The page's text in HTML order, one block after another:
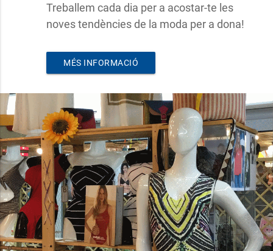
Treballem cada dia per a acostar-te les
noves tendències de la moda per a dona!
MÉS INFORMACIÓ